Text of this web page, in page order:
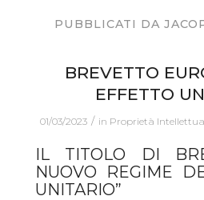
PUBBLICATI DA
BREVETTO
EFFETTO
01/03/2023 / in Proprietà
IL TITOLO DI
NUOVO REGIME
UNITARIO”